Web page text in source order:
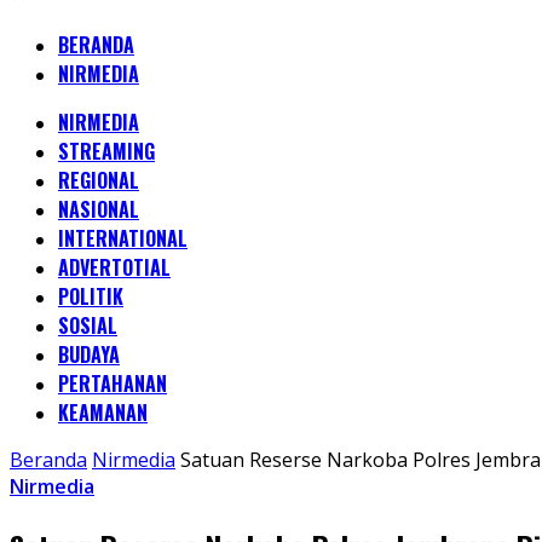
BERANDA
NIRMEDIA
NIRMEDIA
STREAMING
REGIONAL
NASIONAL
INTERNATIONAL
ADVERTOTIAL
POLITIK
SOSIAL
BUDAYA
PERTAHANAN
KEAMANAN
Beranda Nirmedia Satuan Reserse Narkoba Polres
Nirmedia